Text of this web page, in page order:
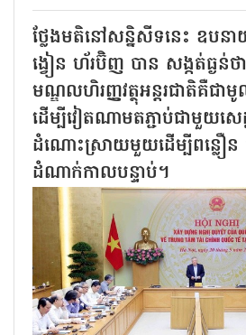
ថ្លែងមតិនៅសន្និសីទនេះ ឧបនា
ង្វៀន ហ័រប៊ិញ បាន សង្កត់ធ្ងន់ថ
មណ្ឌលហិរញ្ញវត្ថុអន្តរជាតិគឺជា
ដើម្បីវៀតណាមតភ្ជាប់ជាមួយស
ដំណោះស្រាយមួយដើម្បីពន្លឿន
ដំណាក់កាលបន្ទាប់។